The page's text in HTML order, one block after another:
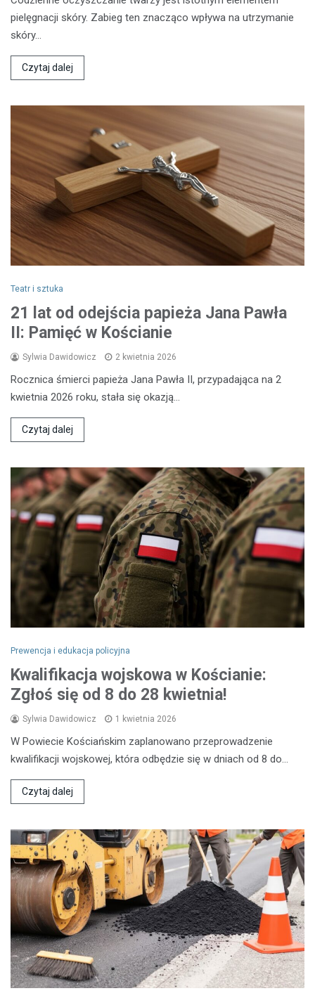
pielęgnacji skóry. Zabieg ten znacząco wpływa na utrzymanie
skóry…
Czytaj dalej
Teatr i sztuka
21 lat od odejścia papieża Jana Pawła
II: Pamięć w Kościanie
Sylwia Dawidowicz 2 kwietnia 2026
Rocznica śmierci papieża Jana Pawła II, przypadająca na 2
kwietnia 2026 roku, stała się okazją…
Czytaj dalej
Prewencja i edukacja policyjna
Kwalifikacja wojskowa w Kościanie:
Zgłoś się od 8 do 28 kwietnia!
Sylwia Dawidowicz 1 kwietnia 2026
W Powiecie Kościańskim zaplanowano przeprowadzenie
kwalifikacji wojskowej, która odbędzie się w dniach od 8 do…
Czytaj dalej